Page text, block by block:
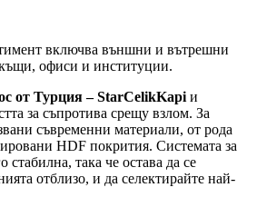
включва външни и вътрешни
офиси и институции.
от Турция – StarCelikKapi и
за съпротива срещу взлом. За
съвременни материали, от рода
HDF покрития. Системата за
така че остава да се
отблизо, и да селектирайте най-